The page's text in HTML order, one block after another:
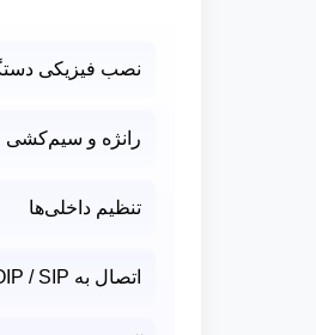
نصب فیزیکی
رانژه و سیم‌کشی
تنظیم داخلی‌ها
اتصال به VOIP / SIP